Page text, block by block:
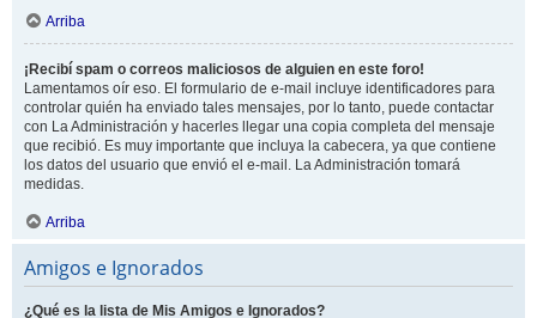
Arriba
¡Recibí spam o correos maliciosos de alguien en este foro!
Lamentamos oír eso. El formulario de e-mail incluye identificadores para
controlar quién ha enviado tales mensajes, por lo tanto, puede contactar
con La Administración y hacerles llegar una copia completa del mensaje
que recibió. Es muy importante que incluya la cabecera, ya que contiene
los datos del usuario que envió el e-mail. La Administración tomará
medidas.
Arriba
Amigos e Ignorados
¿Qué es la lista de Mis Amigos e Ignorados?